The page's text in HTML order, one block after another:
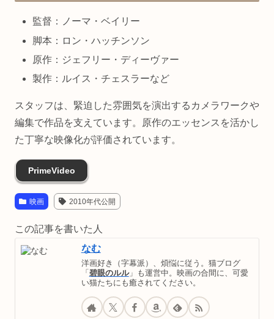
監督：ノーマ・ベイリー
脚本：ロン・ハッチンソン
原作：ジェフリー・ディーヴァー
製作：ルイス・チェスラーなど
スタッフは、緊迫した雰囲気を演出するカメラワークや
編集で作品を支えています。原作のエッセンスを活かし
た丁寧な映像化が評価されています。
PrimeVideo
映画 2010年代公開
この記事を書いた人
なむ
洋画好き（字幕派）、煩悩に従う。猫ブログ
「 碧眼のルル」も運営中。映画の合間に、可愛
い猫たちにも癒されてください。